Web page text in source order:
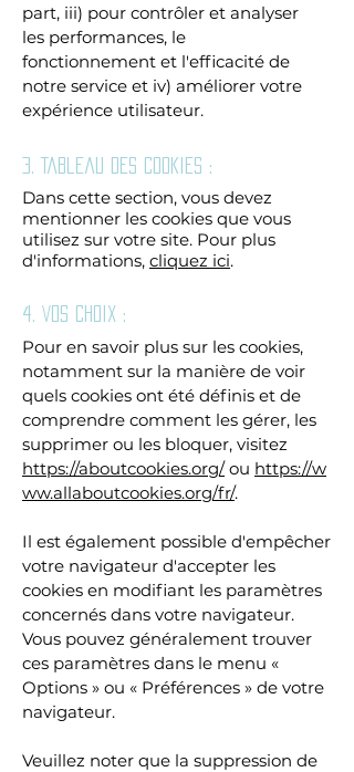
part, iii) pour contrôler et analyser
les performances, le
fonctionnement et l'efficacité de
notre service et iv) améliorer votre
expérience utilisateur.
3. Tableau des cookies :
Dans cette section, vous devez
mentionner les cookies que vous
utilisez sur votre site. Pour plus
d'informations, cliquez ici.
4. Vos choix :
Pour en savoir plus sur les cookies,
notamment sur la manière de voir
quels cookies ont été définis et de
comprendre comment les gérer, les
supprimer ou les bloquer, visitez
https://aboutcookies.org/ ou https://w
ww.allaboutcookies.org/fr/.
Il est également possible d'empêcher
votre navigateur d'accepter les
cookies en modifiant les paramètres
concernés dans votre navigateur.
Vous pouvez généralement trouver
ces paramètres dans le menu «
Options » ou « Préférences » de votre
navigateur.
Veuillez noter que la suppression de